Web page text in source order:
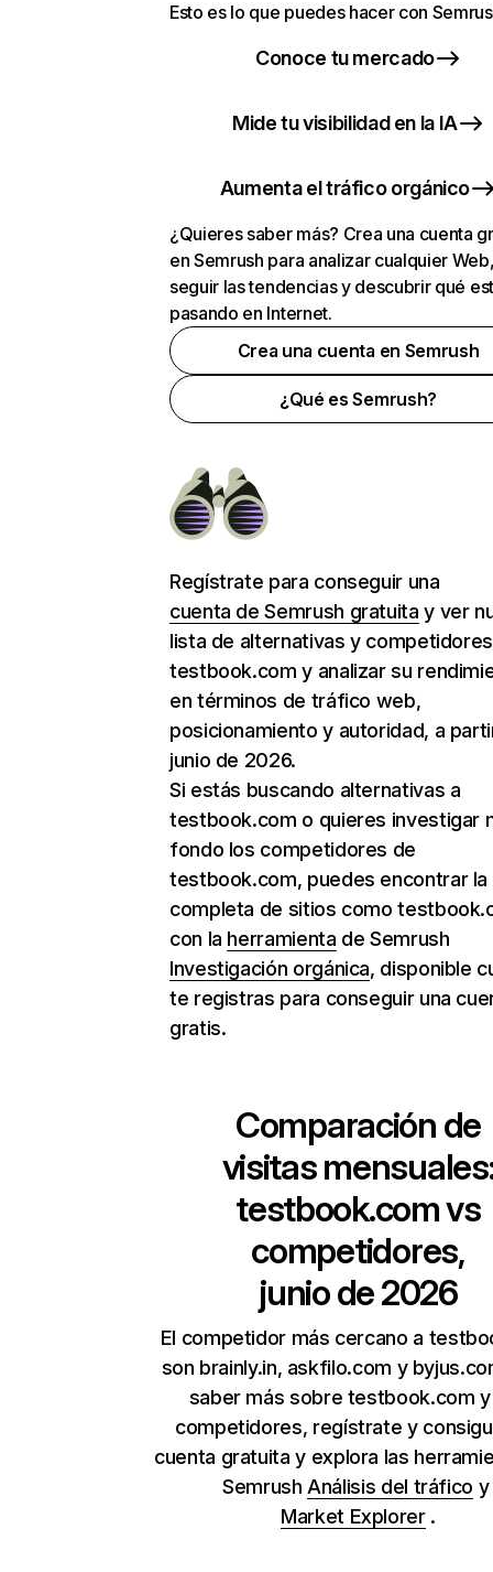
Esto es lo que puedes hacer con
Conoce tu mercado
Mide tu visibilidad en la IA
Aumenta el tráfico orgánico
¿Quieres saber más? Crea una cuenta
en Semrush para analizar cualquier
seguir las tendencias y descubrir qué
pasando en Internet.
Crea una cuenta en Semrush
¿Qué es Semrush?
Regístrate para conseguir una
cuenta de Semrush gratuita y ver
lista de alternativas y
testbook.com y analizar su
en términos de tráfico web,
posicionamiento y autoridad, a
junio de 2026.
Si estás buscando alternativas a
testbook.com o quieres investigar
fondo los competidores de
testbook.com, puedes encontrar la
completa de sitios como
con la herramienta de Semrush
Investigación orgánica, disponible
te registras para conseguir una
gratis.
Comparación de
visitas
testbook.comvs
competidores,
junio de 2026
El competidor más cercano a
son brainly.in, askfilo.com y
saber más sobre testbook.com
competidores, regístrate y
cuenta gratuita y explora las
Semrush Análisis del tráfico y
Market Explorer.